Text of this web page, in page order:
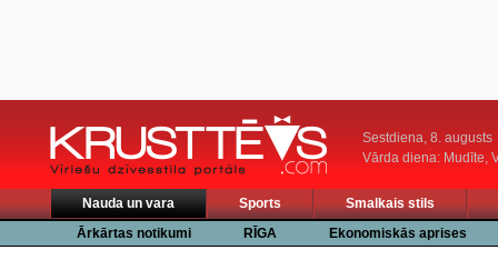
Sestdiena, 8. augusts
Vārda diena: Mudīte,
Nauda un vara Sports
Smalkais stils
Ārkārtas notikumi
RĪGA Ekonomiskās aprises